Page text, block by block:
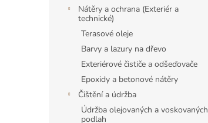
Nátěry a ochrana (Exteriér a
technické)
Terasové oleje
Barvy a lazury na dřevo
Exteriérové čističe a odšeďovače
Epoxidy a betonové nátěry
Čištění a údržba
Údržba olejovaných a voskovaných
podlah